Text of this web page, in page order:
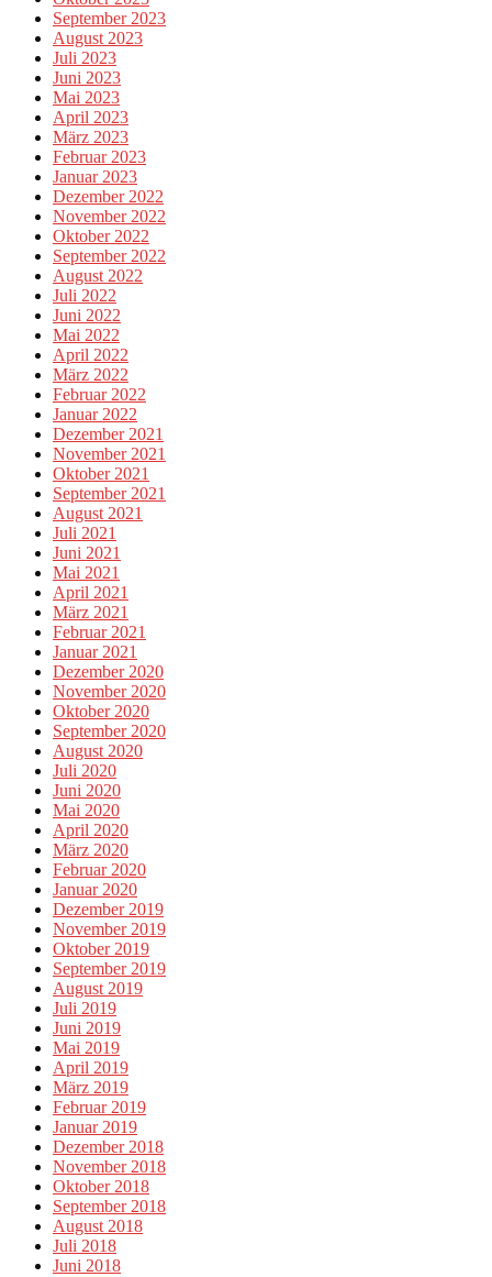
September 2023
August 2023
Juli 2023
Juni 2023
Mai 2023
April 2023
März 2023
Februar 2023
Januar 2023
Dezember 2022
November 2022
Oktober 2022
September 2022
August 2022
Juli 2022
Juni 2022
Mai 2022
April 2022
März 2022
Februar 2022
Januar 2022
Dezember 2021
November 2021
Oktober 2021
September 2021
August 2021
Juli 2021
Juni 2021
Mai 2021
April 2021
März 2021
Februar 2021
Januar 2021
Dezember 2020
November 2020
Oktober 2020
September 2020
August 2020
Juli 2020
Juni 2020
Mai 2020
April 2020
März 2020
Februar 2020
Januar 2020
Dezember 2019
November 2019
Oktober 2019
September 2019
August 2019
Juli 2019
Juni 2019
Mai 2019
April 2019
März 2019
Februar 2019
Januar 2019
Dezember 2018
November 2018
Oktober 2018
September 2018
August 2018
Juli 2018
Juni 2018